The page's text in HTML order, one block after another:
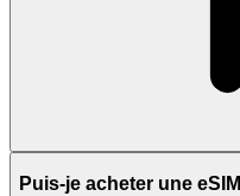
Puis-je acheter une